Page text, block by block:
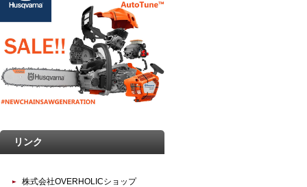
リンク
株式会社OVERHOLICショップ